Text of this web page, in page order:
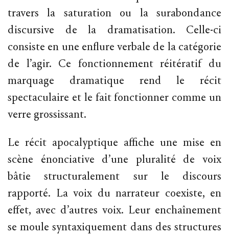
travers la saturation ou la surabondance
discursive de la dramatisation. Celle-ci
consiste en une enflure verbale de la catégorie
de l’agir. Ce fonctionnement réitératif du
marquage dramatique rend le récit
spectaculaire et le fait fonctionner comme un
verre grossissant.
Le récit apocalyptique affiche une mise en
scène énonciative d’une pluralité de voix
bâtie structuralement sur le discours
rapporté. La voix du narrateur coexiste, en
effet, avec d’autres voix. Leur enchaînement
se moule syntaxiquement dans des structures